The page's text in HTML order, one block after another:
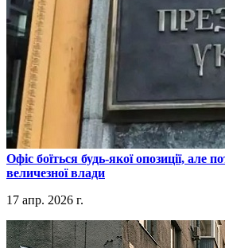
​Офіс боїться будь-якої опозиції, але
величезної влади
17 апр. 2026 г.